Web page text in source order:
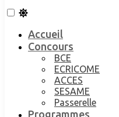
Accueil
Concours
BCE
ECRICOME
ACCES
SESAME
Passerelle
Programmes